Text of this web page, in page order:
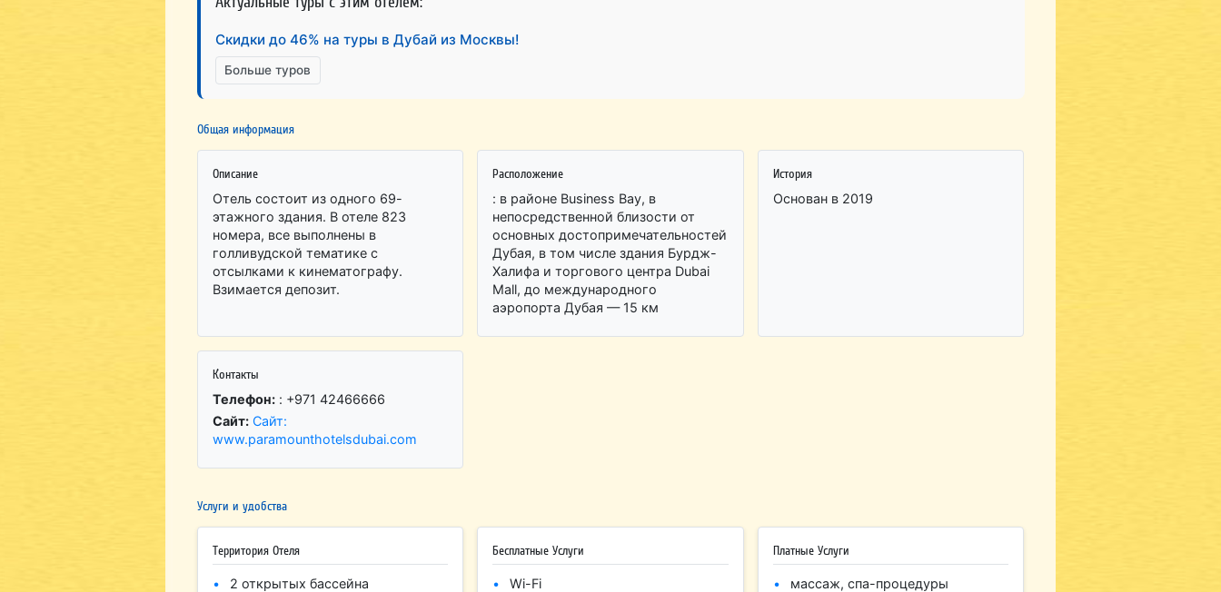
Скидки до 46% на туры в Дубай из Москвы!
Больше туров
Общая информация
Описание
Отель состоит из одного 69-
этажного здания. В отеле 823
номера, все выполнены в
голливудской тематике с
отсылками к кинематографу.
Взимается депозит.
Расположение
: в районе Business Bay, в
непосредственной близости от
основных достопримечательностей
Дубая, в том числе здания Бурдж-
Халифа и торгового центра Dubai
Mall, до международного
аэропорта Дубая — 15 км
История
Основан в 2019
Контакты
Телефон:: +971 42466666
Сайт: Сайт:
www.paramounthotelsdubai.com
Услуги и удобства
Территория Отеля
2 открытых бассейна
Бесплатные Услуги
Wi-Fi
Платные Услуги
массаж, спа-процедуры